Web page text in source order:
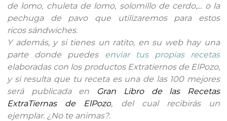
de lomo, chuleta de lomo, solomillo de cerdo,... o la
pechuga de pavo que utilizaremos para estos
ricos sándwiches.
Y además, y si tienes un ratito, en su web hay una
parte donde puedes enviar tus propias recetas
elaboradas con los productos Extratiernos de ElPozo,
y si resulta que tu receta es una de las 100 mejores
será publicada en
Gran Libro de las Recetas
ExtraTiernas de ElPozo, del cual recibirás un
ejemplar. ¿No te animas?.